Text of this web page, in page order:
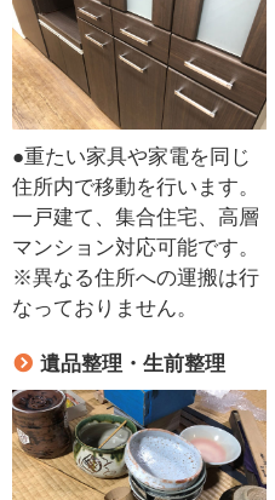
●重たい家具や家電を同じ
住所内で移動を行います。
一戸建て、集合住宅、高層
マンション対応可能です。
※異なる住所への運搬は行
なっておりません。
遺品整理・生前整理